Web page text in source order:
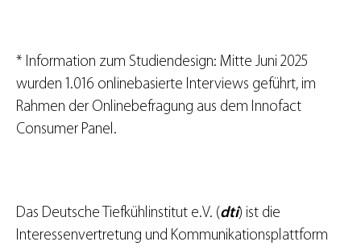
* Information zum Studiendesign: Mitte Juni 2025
wurden 1.016 onlinebasierte Interviews geführt, im
Rahmen der Onlinebefragung aus dem Innofact
Consumer Panel.
Das Deutsche Tiefkühlinstitut e.V. (dti) ist die
Interessenvertretung und Kommunikationsplattform